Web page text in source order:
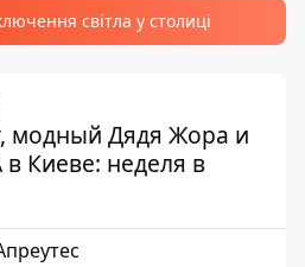
світла у столиці
модный Дядя Жора и
в Киеве: неделя в